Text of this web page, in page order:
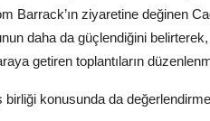
Barrack’ın ziyaretine değinen
daha da güçlendiğini
getiren toplantıların
birliği konusunda da